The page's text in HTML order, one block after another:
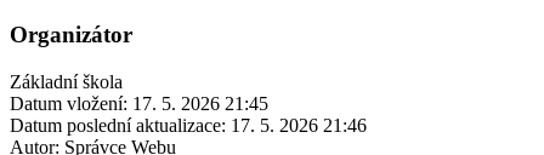
Organizátor
Základní škola
Datum vložení: 17. 5. 2026 21:45
Datum poslední aktualizace: 17. 5. 2026 21:46
Autor: Správce Webu